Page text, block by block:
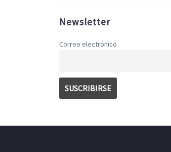
Newsletter
Correo electrónico